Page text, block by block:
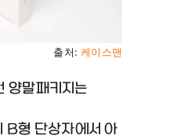
출처:케이스맨
양말패키지는
B형 단상자에서 아